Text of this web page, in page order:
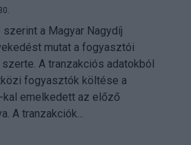
a Magyar Nagydíj
mutat a fogyasztói
A tranzakciós adatokból
fogyasztók költése a
kal emelkedett az előző
A tranzakciók...